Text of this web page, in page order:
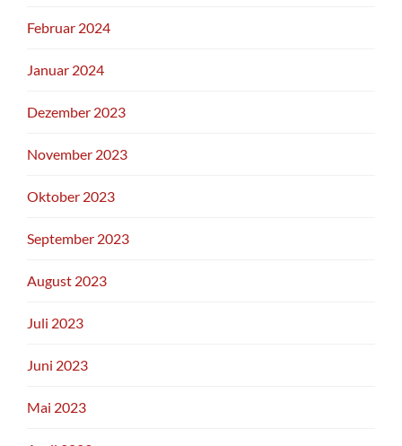
Februar 2024
Januar 2024
Dezember 2023
November 2023
Oktober 2023
September 2023
August 2023
Juli 2023
Juni 2023
Mai 2023